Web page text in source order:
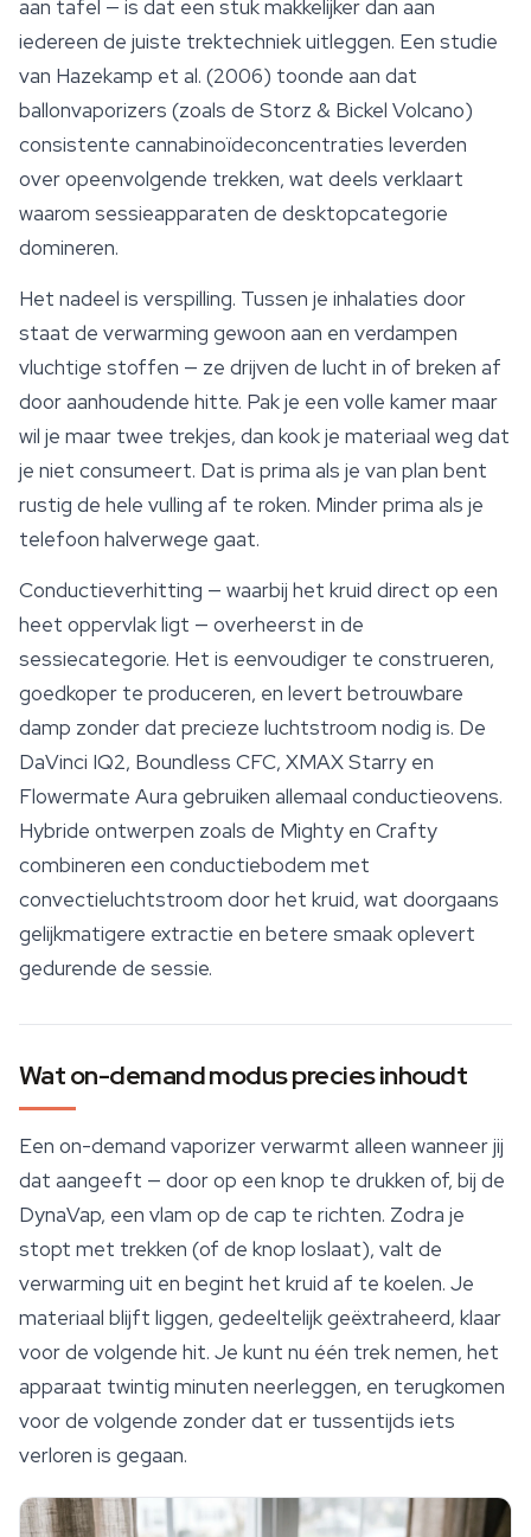
aan tafel — is dat een stuk makkelijker dan aan
iedereen de juiste trektechniek uitleggen. Een studie
van Hazekamp et al. (2006) toonde aan dat
ballonvaporizers (zoals de Storz & Bickel Volcano)
consistente cannabinoïdeconcentraties leverden
over opeenvolgende trekken, wat deels verklaart
waarom sessieapparaten de desktopcategorie
domineren.
Het nadeel is verspilling. Tussen je inhalaties door
staat de verwarming gewoon aan en verdampen
vluchtige stoffen — ze drijven de lucht in of breken af
door aanhoudende hitte. Pak je een volle kamer maar
wil je maar twee trekjes, dan kook je materiaal weg dat
je niet consumeert. Dat is prima als je van plan bent
rustig de hele vulling af te roken. Minder prima als je
telefoon halverwege gaat.
Conductieverhitting — waarbij het kruid direct op een
heet oppervlak ligt — overheerst in de
sessiecategorie. Het is eenvoudiger te construeren,
goedkoper te produceren, en levert betrouwbare
damp zonder dat precieze luchtstroom nodig is. De
DaVinci IQ2, Boundless CFC, XMAX Starry en
Flowermate Aura gebruiken allemaal conductieovens.
Hybride ontwerpen zoals de Mighty en Crafty
combineren een conductiebodem met
convectieluchtstroom door het kruid, wat doorgaans
gelijkmatigere extractie en betere smaak oplevert
gedurende de sessie.
Wat on-demand modus precies inhoudt
Een on-demand vaporizer verwarmt alleen wanneer jij
dat aangeeft — door op een knop te drukken of, bij de
DynaVap, een vlam op de cap te richten. Zodra je
stopt met trekken (of de knop loslaat), valt de
verwarming uit en begint het kruid af te koelen. Je
materiaal blijft liggen, gedeeltelijk geëxtraheerd, klaar
voor de volgende hit. Je kunt nu één trek nemen, het
apparaat twintig minuten neerleggen, en terugkomen
voor de volgende zonder dat er tussentijds iets
verloren is gegaan.